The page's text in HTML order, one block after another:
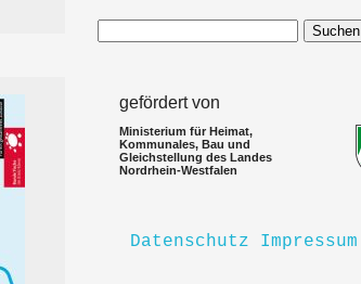
Suchen
gefördert von
Ministerium für Heimat,
Kommunales, Bau und
Gleichstellung des Landes
Nordrhein-Westfalen
Datenschutz Impressum